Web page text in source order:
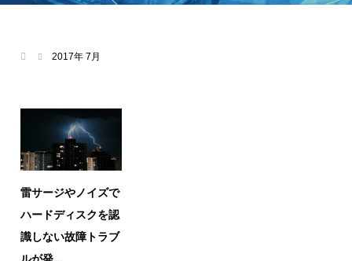
2017年 7月
雷サージやノイズで
ハードディスクを認
識しない故障トラブ
ルが発...